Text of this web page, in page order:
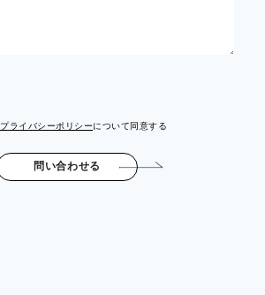
プライバシーポリシーについて同意する
問い合わせる